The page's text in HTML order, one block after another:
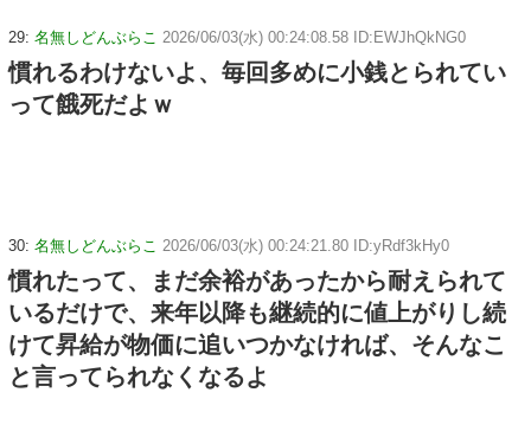
29: 名無しどんぶらこ 2026/06/03(水) 00:24:08.58 ID:EWJhQkNG0
慣れるわけないよ、毎回多めに小銭とられてい
って餓死だよｗ
30: 名無しどんぶらこ 2026/06/03(水) 00:24:21.80 ID:yRdf3kHy0
慣れたって、まだ余裕があったから耐えられて
いるだけで、来年以降も継続的に値上がりし続
けて昇給が物価に追いつかなければ、そんなこ
と言ってられなくなるよ